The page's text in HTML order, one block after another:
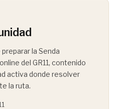
la Senda
del GR11, contenido
activa donde resolver
la ruta.